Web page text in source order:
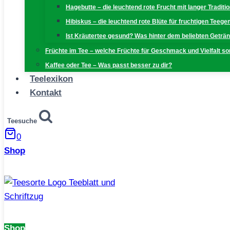
Hagebutte – die leuchtend rote Frucht mit langer
Hibiskus – die leuchtend rote Blüte für fruchtigen
Ist Kräutertee gesund? Was hinter dem beliebten
Früchte im Tee – welche Früchte für Geschmack und Vielfalt
Kaffee oder Tee – Was passt besser zu dir?
Teelexikon
Kontakt
Teesuche
0
Shop